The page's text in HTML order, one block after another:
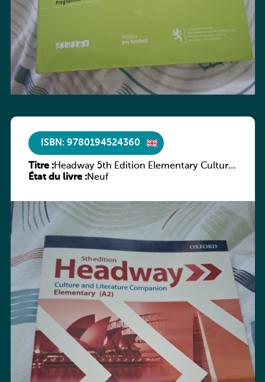
ISBN: 9780194524360
Titre :Headway 5th Edition Elementary Culture
and Literature Companion
État du livre :Neuf